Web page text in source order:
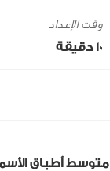
وقت الإعداد
10 ‎دقيقة
متوسط أطباق